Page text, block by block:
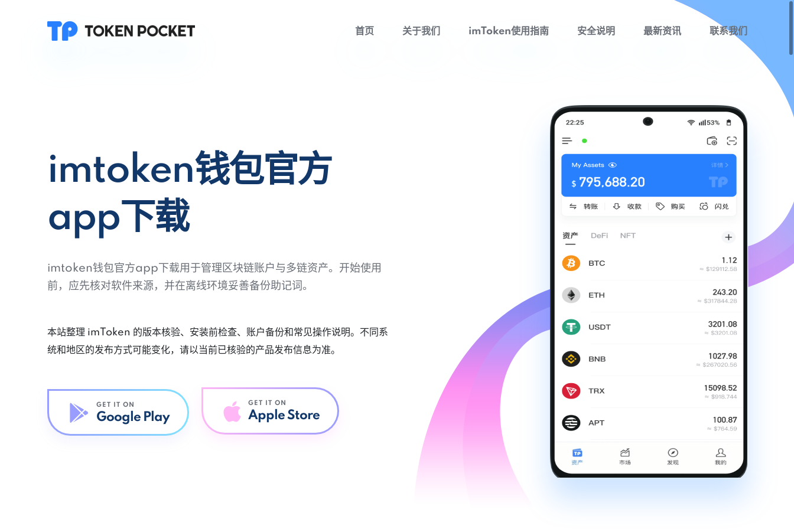
首页 关于我们 imToken使用指南 安全说明 最新资讯 联系我们
imtoken钱包官方
app下载
imtoken钱包官方app下载用于管理区块链账户与多链资产。开始使用
前，应先核对软件来源，并在离线环境妥善备份助记词。
本站整理 imToken 的版本核验、安装前检查、账户备份和常见操作说明。不同系
统和地区的发布方式可能变化，请以当前已核验的产品发布信息为准。
GET IT ON
Google Play
GET IT ON
Apple Store